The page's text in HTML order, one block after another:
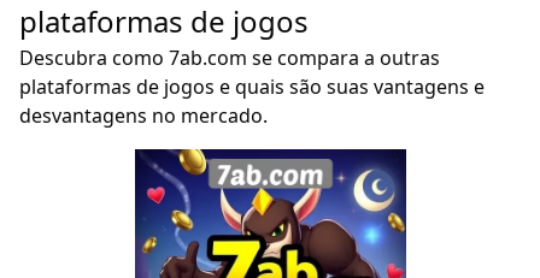
plataformas de jogos
Descubra como 7ab.com se compara a outras
plataformas de jogos e quais são suas vantagens e
desvantagens no mercado.